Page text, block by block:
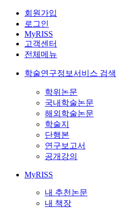
회원가입
로그인
MyRISS
고객센터
전체메뉴
학술연구정보서비스 검색
학위논문
국내학술논문
해외학술논문
학술지
단행본
연구보고서
공개강의
MyRISS
내 추천논문
내 책장